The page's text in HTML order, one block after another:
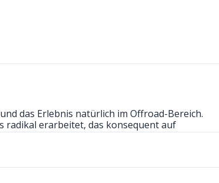
das Erlebnis natürlich im Offroad-Bereich.
radikal erarbeitet, das konsequent auf
street map" 1:50'000 , gedruckt auf reiss und
zeigen die heissesten Trails von
angrenzende Gebiete wie Aosta, Vinschgau und